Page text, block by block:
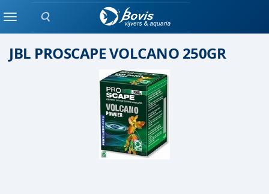
Zoeken
MenuPlant bemesting
JBL PROSCAPE VOLCANO 250GR